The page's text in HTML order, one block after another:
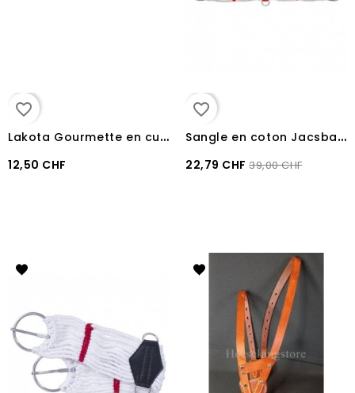
favorite_border
L
akota Gourmette en cuir avec double chaîne et boucles en acier inoxydable
12,50 CHF
favorite_border
S
angle en coton Jacsbarn
22,79 CHF 39,00 CHF